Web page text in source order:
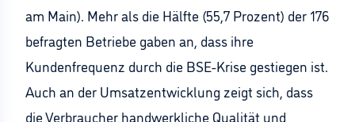
am Main). Mehr als die Hälfte (55,7 Prozent) der 176
befragten Betriebe gaben an, dass ihre
Kundenfrequenz durch die BSE-Krise gestiegen ist.
Auch an der Umsatzentwicklung zeigt sich, dass
die Verbraucher handwerkliche Qualität und